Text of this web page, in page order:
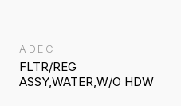
ADEC
FLTR/REG
ASSY,WATER,W/O HDW